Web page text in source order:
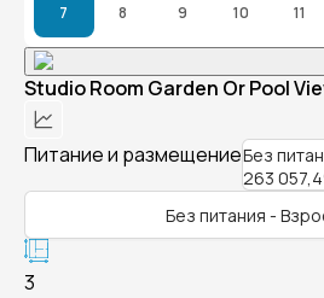
7 8 9 10 11
Studio Room Garden Or Pool
Питание и размещениеБез
263
Без питания -
3